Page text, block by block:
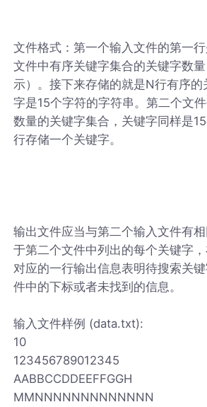
文件格式：第一个输入文件的第一
文件中有序关键字集合的关键字数
示）。接下来存储的就是N行有序
字是15个字符的字符串。第二个文
数量的关键字集合，关键字同样是
行存储一个关键字。
输出文件应当与第二个输入文件有
于第二个文件中列出的每个关键字
对应的一行输出信息表明待搜索关
件中的下标或者未找到的信息。
输入文件样例 (data.txt):
10
123456789012345
AABBCCDDEEFFGGH
MMNNNNNNNNNNNNN